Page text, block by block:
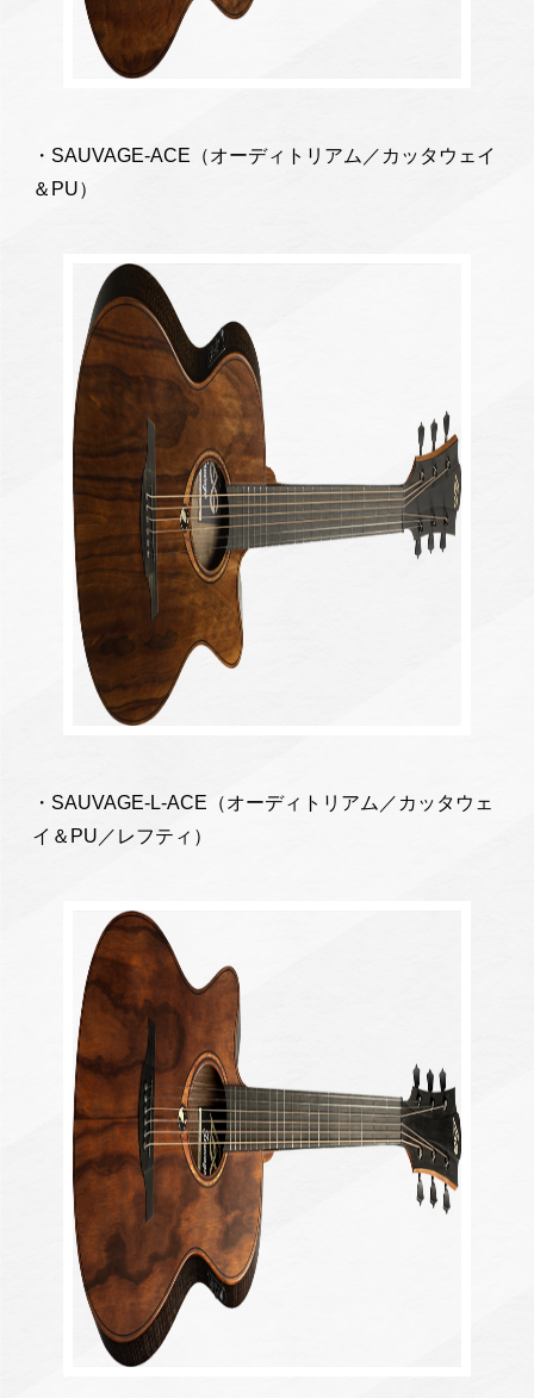
・SAUVAGE-ACE（オーディトリアム／カッタウェイ
＆PU）
・SAUVAGE-L-ACE（オーディトリアム／カッタウェ
イ＆PU／レフティ）